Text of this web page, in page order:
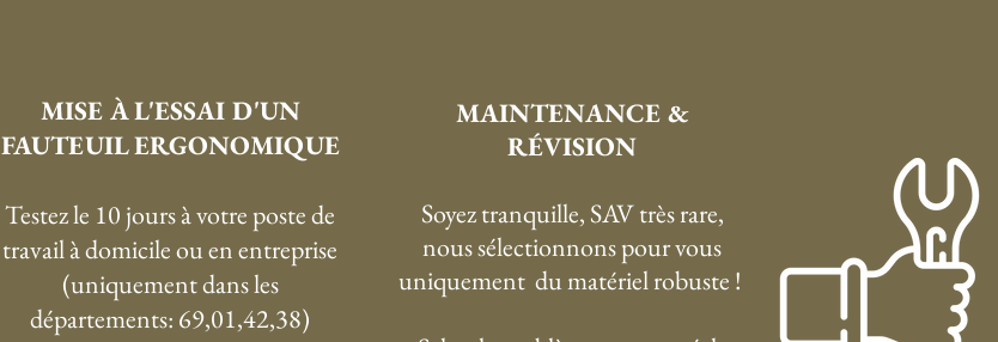
MISE À L'ESSAI D'UN
FAUTEUIL ERGONOMIQUE
Testez le 10 jours à votre poste de
travail à domicile ou en entreprise
(uniquement dans les
départements: 69,01,42,38)
MAINTENANCE &
RÉVISION
Soyez tranquille, SAV très rare,
nous sélectionnons pour vous
uniquement du matériel robuste !